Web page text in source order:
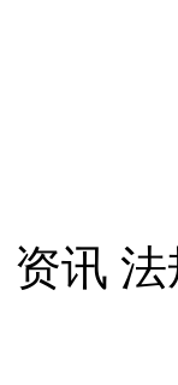
资讯 法